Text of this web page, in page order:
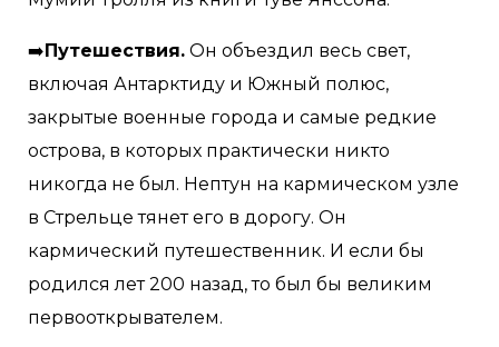
➡️Путешествия. Он объездил весь свет,
включая Антарктиду и Южный полюс,
закрытые военные города и самые редкие
острова, в которых практически никто
никогда не был. Нептун на кармическом узле
в Стрельце тянет его в дорогу. Он
кармический путешественник. И если бы
родился лет 200 назад, то был бы великим
первооткрывателем.